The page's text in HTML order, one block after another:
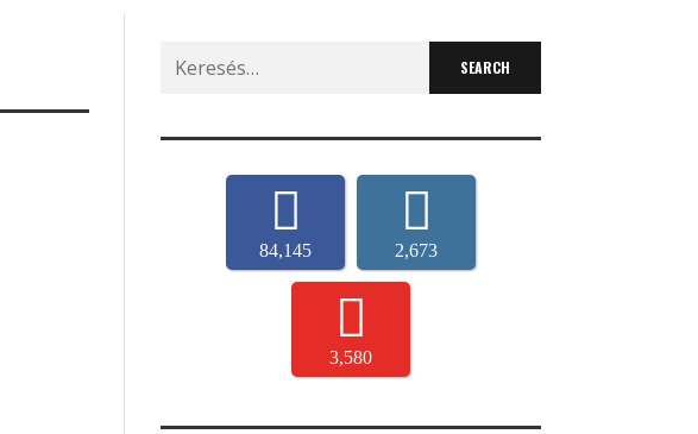
Search
for:
84,145 2,673
3,580